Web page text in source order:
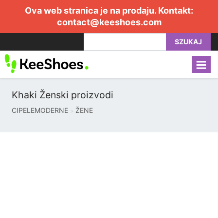
Ova web stranica je na prodaju. Kontakt:
contact@keeshoes.com
SZUKAJ
Khaki Ženski proizvodi
CIPELEMODERNE ŽENE